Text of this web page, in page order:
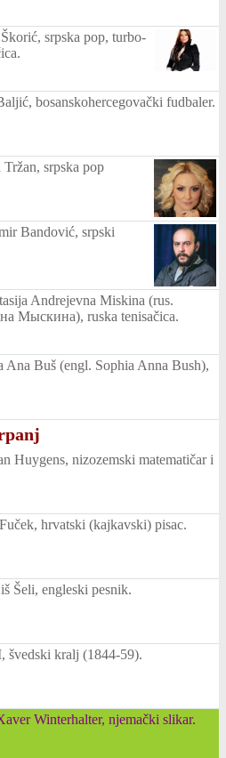
srpska pop, turbo-
bosanskohercegovački fudbaler.
srpska pop
Bandović, srpski
Andrejevna Miskina (rus.
Мыскина), ruska tenisačica.
Ana Buš (engl. Sophia Anna Bush),
Huygens, nizozemski matematičar i
hrvatski (kajkavski) pisac.
Šeli, engleski pesnik.
švedski kralj (1844-59).
Winterhalter, njemački slikar.